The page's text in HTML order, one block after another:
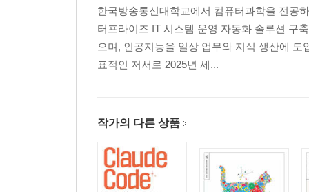
__OpenAI Realtime Console 실행
__OpenAI Realtime Console 코드 해설
6-2 실시간 대화
__실시간 대화 개요
__실시간 전사 개요
__셋업
__실시간 전사 구현
한국방송통신대학교에서 컴퓨터과학을 전공
터프라이즈 IT 시스템 운영 자동화 솔루션 구
으며, 인공지능을 일상 업무와 지식 생산에
표적인 저서로 2025년 세...
작가의 다른 상품